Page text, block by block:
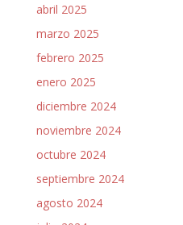
abril 2025
marzo 2025
febrero 2025
enero 2025
diciembre 2024
noviembre 2024
octubre 2024
septiembre 2024
agosto 2024